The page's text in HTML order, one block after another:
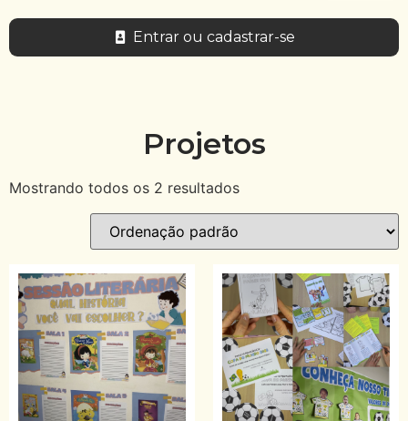
Entrar ou cadastrar-se
Projetos
Mostrando todos os 2 resultados